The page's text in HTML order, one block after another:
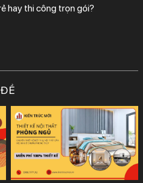
hay thi công trọn gói?